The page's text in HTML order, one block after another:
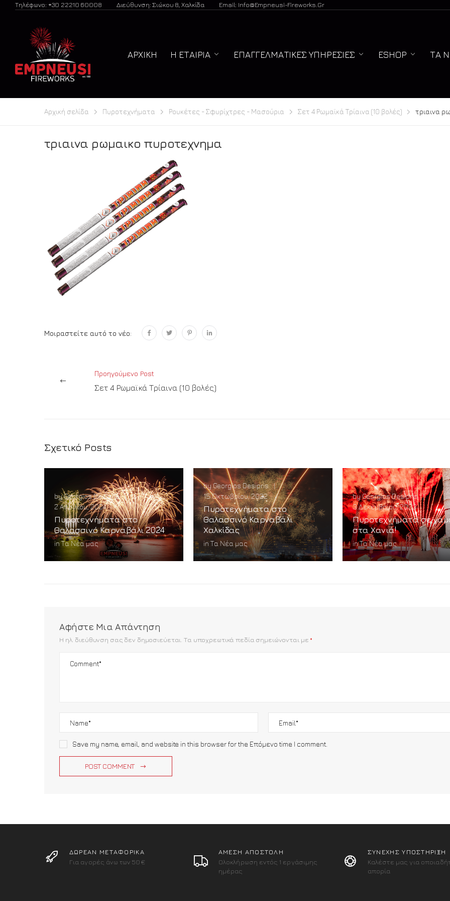
Τηλέφωνο: +30 22210 60008 Διεύθυνση: Σιώκου 8, Χαλκίδα Email: Info@empneusi-Fireworks.gr
ΑΡΧΙΚΉ Η ΕΤΑΙΡΊΑ ΕΠΑΓΓΕΛΜΑΤΙΚΈΣ ΥΠΗΡΕΣΊΕΣ ESHOP ΤΑ
Αρχική σελίδα Πυροτεχνήματα Ρουκέτες - Σφυρίχτρες - Μασούρια Σετ 4 Ρωμαϊκά Τρίαινα (10 βολές) τριαινα
τριαινα ρωμαικο πυροτεχνημα
Μοιραστείτε αυτό το νέο:
Προηγούμενο Post
Σετ 4 Ρωμαϊκά Τρίαινα (10 βολές)
Σχετικό Posts
byGeorgios Desipris |
2 Απριλίου, 2024
Πυροτεχνήματα στο
Θαλασσινό Καρναβάλι 2024
inΤα Νέα μας
byGeorgios Desipris |
15 Οκτωβρίου, 2022
Πυροτεχνήματα στο
Θαλασσινό Καρναβάλι
Χαλκίδας
inΤα Νέα μας
byGeorgios Desipris |
3 Δεκεμβρίου, 2023
Πυροτεχνήματα σε
στα Χανιά!
inΤα Νέα μας
Αφήστε Μια Απάντηση
Η ηλ. διεύθυνση σας δεν δημοσιεύεται. Τα υποχρεωτικά πεδία σημειώνονται με *
Save my name, email, and website in this browser for the Επόμενο time I comment.
POST COMMENT
ΔΩΡΕΑΝ ΜΕΤΑΦΟΡΙΚΑ
Για αγορές άνω των 50€
ΑΜΕΣΗ ΑΠΟΣΤΟΛΗ
Ολοκλήρωση εντός 1 εργάσιμης
ημέρας
ΣΥΝΕΧΗΣ ΥΠΟΣΤΗΡΙΞΗ
Καλέστε μας για
απορία